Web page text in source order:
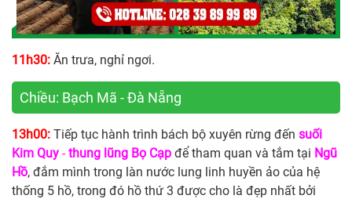
11h30: Ăn trưa, nghỉ ngơi.
Chiều: Bạch Mã - Đà Nẵng
13h00: Tiếp tục hành trình bách bộ xuyên rừng đến suối
Kim Quy -thung lũng Bọ Cạp để tham quan và tắm tại Ngũ
Hồ, đắm mình trong làn nước lung linh huyền ảo của hệ
thống 5 hồ, trong đó hồ thứ 3 được cho là đẹp nhất bởi